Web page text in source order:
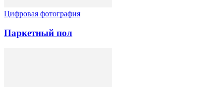
Цифровая фотография
Паркетный пол